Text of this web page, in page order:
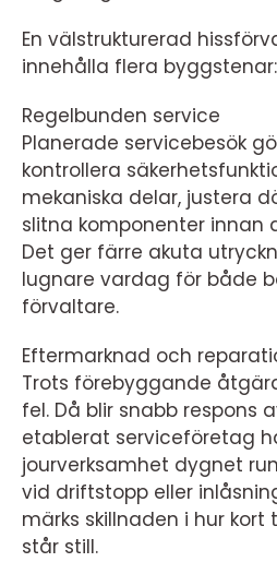
En välstrukturerad
innehålla flera byggstenar:
Regelbunden service
Planerade servicebesök
kontrollera
mekaniska delar, justera
slitna komponenter innan
Det ger färre akuta
lugnare vardag för både
förvaltare.
Eftermarknad och
Trots förebyggande
fel. Då blir snabb respons
etablerat serviceföretag
jourverksamhet dygnet
vid driftstopp eller
märks skillnaden i hur kort
står still.